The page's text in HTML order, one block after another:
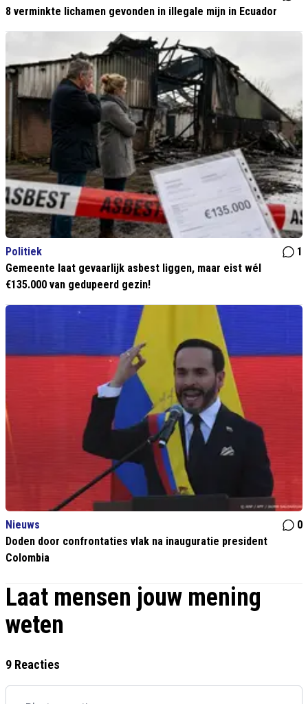
8 verminkte lichamen gevonden in illegale mijn in Ecuador
Politiek
1
Gemeente laat gevaarlijk asbest liggen, maar eist wél
€135.000 van gedupeerd gezin!
Nieuws
0
Doden door confrontaties vlak na inauguratie president
Colombia
Laat mensen jouw mening
weten
9 Reacties